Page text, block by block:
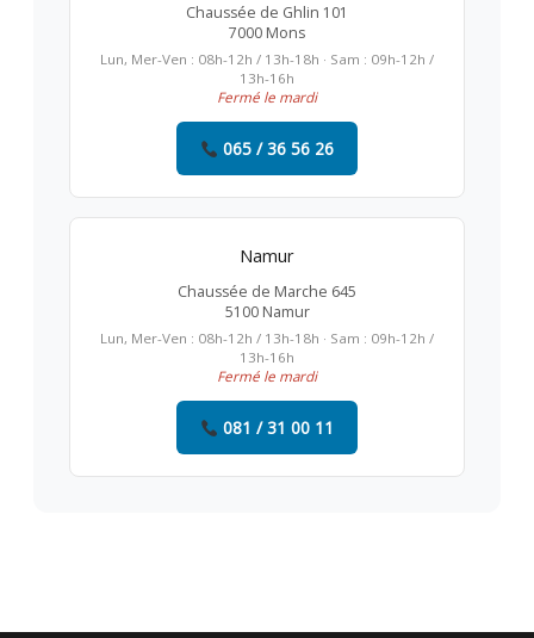
Chaussée de Ghlin 101
7000 Mons
Lun, Mer-Ven : 08h-12h / 13h-18h · Sam : 09h-12h /
13h-16h
Fermé le mardi
065 / 36 56 26
Namur
Chaussée de Marche 645
5100 Namur
Lun, Mer-Ven : 08h-12h / 13h-18h · Sam : 09h-12h /
13h-16h
Fermé le mardi
081 / 31 00 11